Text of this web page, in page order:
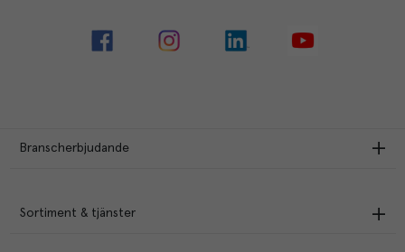
Branscherbjudande
Sortiment & tjänster